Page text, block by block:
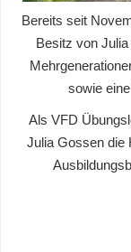
Bereits seit
Besitz von
sowie
Als VFD
Julia Gossen die